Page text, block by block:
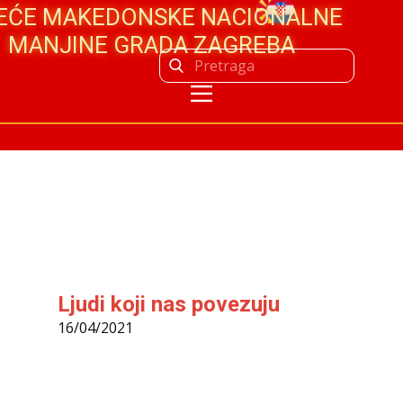
MAKEDONSKE NACIONALNE
MANJINE GRADA ZAGREBA
Ljudi koji nas povezuju
16/04/2021